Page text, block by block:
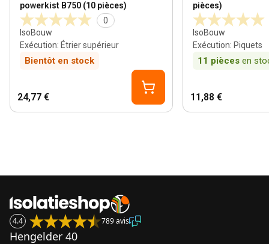
powerkist B750 (10 pièces)
0
IsoBouw
Exécution: Étrier supérieur
Bientôt en stock
24,77 €
pièces)
IsoBouw
Exécution: Piquets
11 pièces en
11,88 €
4.4 789 avis
Hengelder 40